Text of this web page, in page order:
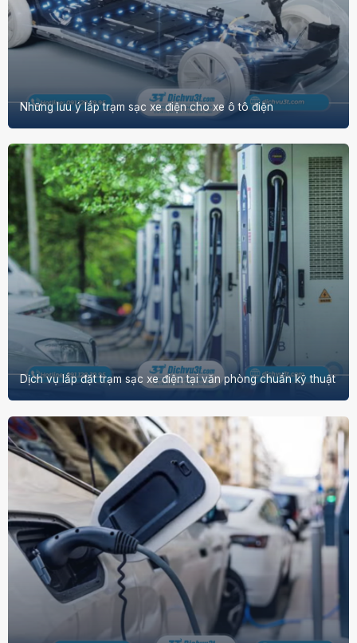
Những lưu ý lắp trạm sạc xe điện cho xe ô tô điện
Dịch vụ lắp đặt trạm sạc xe điện tại văn phòng chuẩn kỹ thuật